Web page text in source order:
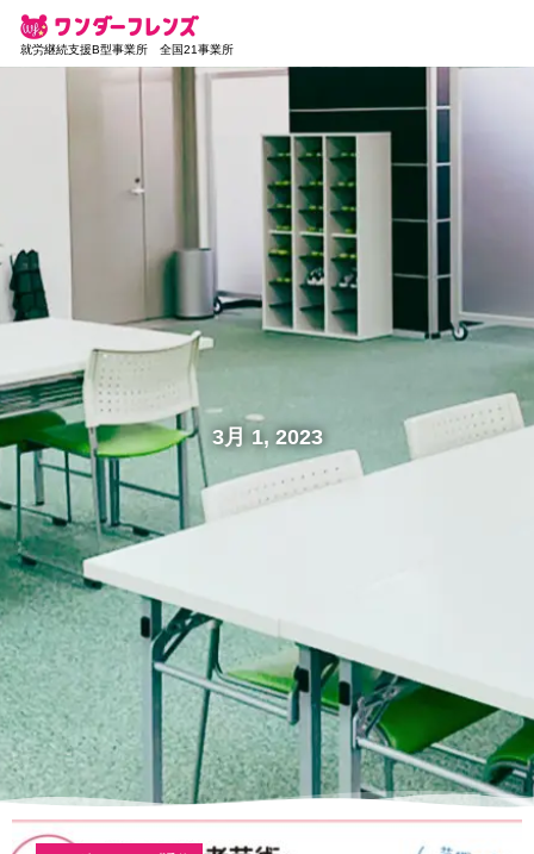
就労継続支援B型事業所 全国21事業所
3月 1, 2023